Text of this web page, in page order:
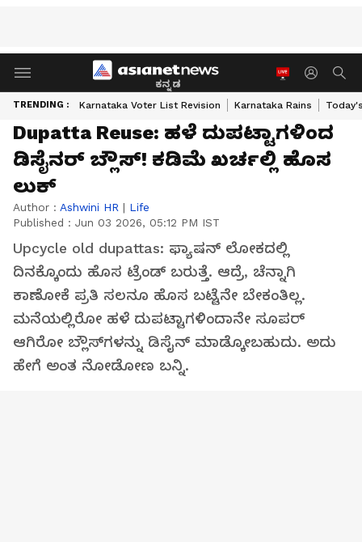
ಕನ್ನಡ
TRENDING : Karnataka Voter List Revision Karnataka Rains
Dupatta Reuse: ಹಳೆ ದುಪಟ್ಟಾಗಳಿಂದ
ಡಿಸೈನರ್ ಬ್ಲೌಸ್! ಕಡಿಮೆ ಖರ್ಚಲ್ಲಿ ಹೊಸ
ಲುಕ್
Author : Ashwini HR | Life
Published : Jun 03 2026, 05:12 PM IST
Upcycle old dupattas: ಫ್ಯಾಷನ್ ಲೋಕದಲ್ಲಿ
ದಿನಕ್ಕೊಂದು ಹೊಸ ಟ್ರೆಂಡ್ ಬರುತ್ತೆ. ಆದ್ರೆ, ಚೆನ್ನಾಗಿ
ಕಾಣೋಕೆ ಪ್ರತಿ ಸಲನೂ ಹೊಸ ಬಟ್ಟೆನೇ ಬೇಕಂತಿಲ್ಲ.
ಮನೆಯಲ್ಲಿರೋ ಹಳೆ ದುಪಟ್ಟಾಗಳಿಂದಾನೇ ಸೂಪರ್
ಆಗಿರೋ ಬ್ಲೌಸ್‌ಗಳನ್ನು ಡಿಸೈನ್ ಮಾಡ್ಕೋಬಹುದು. ಅದು
ಹೇಗೆ ಅಂತ ನೋಡೋಣ ಬನ್ನಿ.